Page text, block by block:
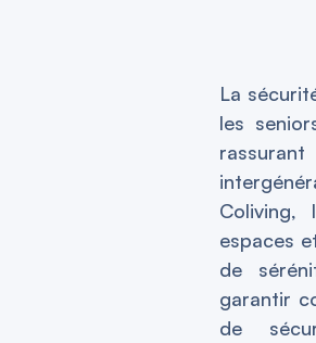
La
les
Coliving,
espaces
de
garantir
de